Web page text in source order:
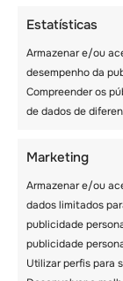
Estatísticas
Armazenar e/ou
desempenho da
Compreender os
de dados de
Marketing
Armazenar e/ou
dados limitados
publicidade
publicidade
Utilizar perfis para
beneficiarão
em inovar e
A cidade de
Os
várias
oferecidas
estudar
inscrever-te
podem
duração ou